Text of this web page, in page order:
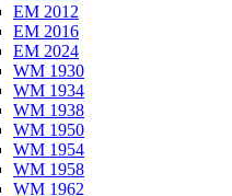
EM 2012
EM 2016
EM 2024
WM 1930
WM 1934
WM 1938
WM 1950
WM 1954
WM 1958
WM 1962